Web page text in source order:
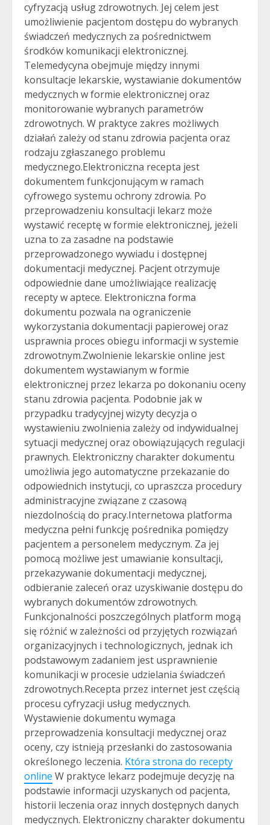
cyfryzacją usług zdrowotnych. Jej celem jest
umożliwienie pacjentom dostępu do wybranych
świadczeń medycznych za pośrednictwem
środków komunikacji elektronicznej.
Telemedycyna obejmuje między innymi
konsultacje lekarskie, wystawianie dokumentów
medycznych w formie elektronicznej oraz
monitorowanie wybranych parametrów
zdrowotnych. W praktyce zakres możliwych
działań zależy od stanu zdrowia pacjenta oraz
rodzaju zgłaszanego problemu
medycznego.Elektroniczna recepta jest
dokumentem funkcjonującym w ramach
cyfrowego systemu ochrony zdrowia. Po
przeprowadzeniu konsultacji lekarz może
wystawić receptę w formie elektronicznej, jeżeli
uzna to za zasadne na podstawie
przeprowadzonego wywiadu i dostępnej
dokumentacji medycznej. Pacjent otrzymuje
odpowiednie dane umożliwiające realizację
recepty w aptece. Elektroniczna forma
dokumentu pozwala na ograniczenie
wykorzystania dokumentacji papierowej oraz
usprawnia proces obiegu informacji w systemie
zdrowotnym.Zwolnienie lekarskie online jest
dokumentem wystawianym w formie
elektronicznej przez lekarza po dokonaniu oceny
stanu zdrowia pacjenta. Podobnie jak w
przypadku tradycyjnej wizyty decyzja o
wystawieniu zwolnienia zależy od indywidualnej
sytuacji medycznej oraz obowiązujących regulacji
prawnych. Elektroniczny charakter dokumentu
umożliwia jego automatyczne przekazanie do
odpowiednich instytucji, co upraszcza procedury
administracyjne związane z czasową
niezdolnością do pracy.Internetowa platforma
medyczna pełni funkcję pośrednika pomiędzy
pacjentem a personelem medycznym. Za jej
pomocą możliwe jest umawianie konsultacji,
przekazywanie dokumentacji medycznej,
odbieranie zaleceń oraz uzyskiwanie dostępu do
wybranych dokumentów zdrowotnych.
Funkcjonalności poszczególnych platform mogą
się różnić w zależności od przyjętych rozwiązań
organizacyjnych i technologicznych, jednak ich
podstawowym zadaniem jest usprawnienie
komunikacji w procesie udzielania świadczeń
zdrowotnych.Recepta przez internet jest częścią
procesu cyfryzacji usług medycznych.
Wystawienie dokumentu wymaga
przeprowadzenia konsultacji medycznej oraz
oceny, czy istnieją przesłanki do zastosowania
określonego leczenia. Która strona do recepty
online W praktyce lekarz podejmuje decyzję na
podstawie informacji uzyskanych od pacjenta,
historii leczenia oraz innych dostępnych danych
medycznych. Elektroniczny charakter dokumentu